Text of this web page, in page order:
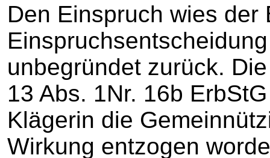
Den Einspruch wies der
unbegründet zurück.
13 Abs. 1Nr. 16b
Klägerin die
Wirkung entzogen